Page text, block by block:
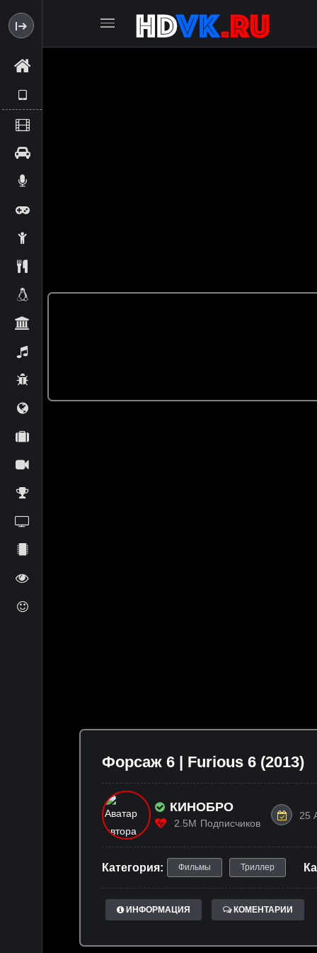
Форсаж 6 | Furious 6 (2013)
КИНОБРО
2.5M Подписчиков
25
Категория: Фильмы Триллер
ИНФОРМАЦИЯ КОМЕНТАРИИ